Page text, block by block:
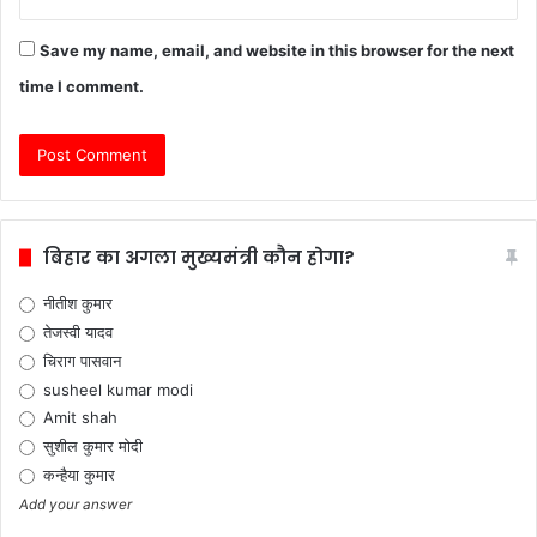
Save my name, email, and website in this browser for the next
time I comment.
बिहार का अगला मुख्यमंत्री कौन होगा?
नीतीश कुमार
तेजस्वी यादव
चिराग पासवान
susheel kumar modi
Amit shah
सुशील कुमार मोदी
कन्हैया कुमार
Add your answer